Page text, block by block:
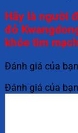
Hãy là người
đỏ
khỏe tim
Đánh giá của bạn
Đánh giá của bạn